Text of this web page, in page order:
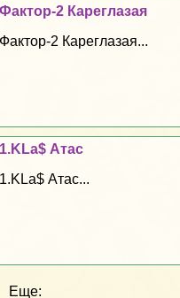
Фактор-2 Кареглазая
Фактор-2 Кареглазая...
1.KLa$ Атас
1.KLa$ Атас...
Еще: